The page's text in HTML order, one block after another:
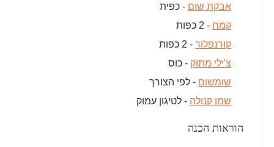
אבקת שום - כפית
קמח - 2 כפות
קורנפלור - 2 כפות
צ'ילי מתוק - כוס
שומשום - לפי הצורך
שמן קנולה - לטיגון עמוק
הוראות הכנה